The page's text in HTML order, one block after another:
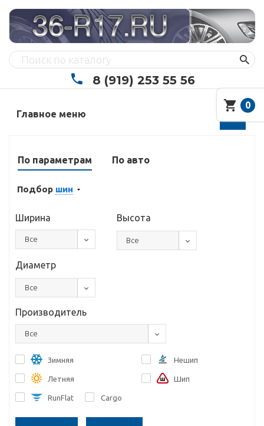
8 (919) 253 55 56
Главное меню
По параметрам По авто
Подбор шин
Ширина
Все
Высота
Все
Диаметр
Все
Производитель
Все
Зимняя
Летняя
RunFlat Cargo
Нешип
Шип
0